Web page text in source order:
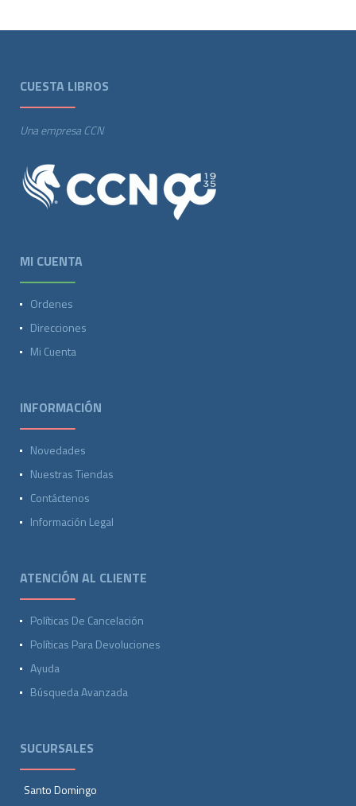
CUESTA LIBROS
Una empresa CCN
MI CUENTA
Ordenes
Direcciones
Mi Cuenta
INFORMACIÓN
Novedades
Nuestras Tiendas
Contáctenos
Información Legal
ATENCIÓN AL CLIENTE
Políticas De Cancelación
Políticas Para Devoluciones
Ayuda
Búsqueda Avanzada
SUCURSALES
Santo Domingo